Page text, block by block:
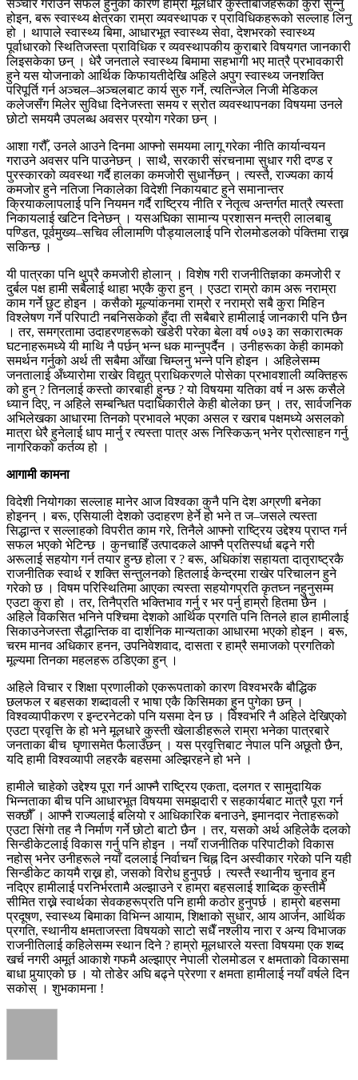
सञ्चार गराउन सफल हुनुको कारण हाम्रा मूलधारे कुस्तीबाजहरूका कुरा सुन्नु
होइन, बरू स्वास्थ्य क्षेत्रका राम्रा व्यवस्थापक र प्राविधिकहरूको सल्लाह लिनु
हो । थापाले स्वास्थ्य बिमा, आधारभूत स्वास्थ्य सेवा, देशभरको स्वास्थ्य
पूर्वाधारको स्थितिजस्ता प्राविधिक र व्यवस्थापकीय कुराबारे विषयगत जानकारी
लिइसकेका छन् । धेरै जनताले स्वास्थ्य बिमामा सहभागी भए मात्रै प्रभावकारी
हुने यस योजनाको आर्थिक किफायतीदेखि अहिले अपुग स्वास्थ्य जनशक्ति
परिपूर्ति गर्न अञ्चल–अञ्चलबाट कार्य सुरु गर्ने, त्यतिन्जेल निजी मेडिकल
कलेजसँग मिलेर सुविधा दिनेजस्ता समय र स्रोत व्यवस्थापनका विषयमा उनले
छोटो समयमै उपलब्ध अवसर प्रयोग गरेका छन् ।
आशा गरौँ, उनले आउने दिनमा आफ्नो समयमा लागू गरेका नीति कार्यान्वयन
गराउने अवसर पनि पाउनेछन् । साथै, सरकारी संरचनामा सुधार गरी दण्ड र
पुरस्कारको व्यवस्था गर्दै हालका कमजोरी सुधार्नेछन् । त्यस्तै, राज्यका कार्य
कमजोर हुने नतिजा निकालेका विदेशी निकायबाट हुने समानान्तर
क्रियाकलापलाई पनि नियमन गर्दै राष्ट्रिय नीति र नेतृत्व अन्तर्गत मात्रै त्यस्ता
निकायलाई खटिन दिनेछन् । यसअघिका सामान्य प्रशासन मन्त्री लालबाबु
पण्डित, पूर्वमुख्य–सचिव लीलामणि पौड्याललाई पनि रोलमोडलको पंक्तिमा राख्न
सकिन्छ ।
यी पात्रका पनि थुप्रै कमजोरी होलान् । विशेष गरी राजनीतिज्ञका कमजोरी र
दुर्बल पक्ष हामी सबैलाई थाहा भएकै कुरा हुन् । एउटा राम्रो काम अरू नराम्रा
काम गर्ने छुट होइन । कसैको मूल्यांकनमा राम्रो र नराम्रो सबै कुरा मिहिन
विश्लेषण गर्ने परिपाटी नबनिसकेको हुँदा ती सबैबारे हामीलाई जानकारी पनि छैन
। तर, समग्रतामा उदाहरणहरूको खडेरी परेका बेला वर्ष ०७३ का सकारात्मक
घटनाहरूमध्ये यी माथि नै पर्छन् भन्न धक मान्नुपर्दैन । उनीहरूका केही कामको
समर्थन गर्नुको अर्थ ती सबैमा आँखा चिम्लनु भन्ने पनि होइन । अहिलेसम्म
जनतालाई अँध्यारोमा राखेर विद्युत् प्राधिकरणले पोसेका प्रभावशाली व्यक्तिहरू
को हुन् ? तिनलाई कस्तो कारबाही हुन्छ ? यो विषयमा यतिका वर्ष न अरू कसैले
ध्यान दिए, न अहिले सम्बन्धित पदाधिकारीले केही बोलेका छन् । तर, सार्वजनिक
अभिलेखका आधारमा तिनको प्रभावले भएका असल र खराब पक्षमध्ये असलको
मात्रा धेरै हुनेलाई धाप मार्नु र त्यस्ता पात्र अरू निस्किऊन् भनेर प्रोत्साहन गर्नु
नागरिकको कर्तव्य हो ।
आगामी कामना
विदेशी नियोगका सल्लाह मानेर आज विश्वका कुनै पनि देश अग्रणी बनेका
होइनन् । बरू, एसियाली देशको उदाहरण हेर्ने हो भने त ज–जसले त्यस्ता
सिद्धान्त र सल्लाहको विपरीत काम गरे, तिनैले आफ्नो राष्ट्रिय उद्देश्य प्राप्त गर्न
सफल भएको भेटिन्छ । कुनचाहिँ उत्पादकले आफ्नै प्रतिस्पर्धा बढ्ने गरी
अरूलाई सहयोग गर्न तयार हुन्छ होला र ? बरू, अधिकांश सहायता दातृराष्ट्रकै
राजनीतिक स्वार्थ र शक्ति सन्तुलनको हितलाई केन्द्रमा राखेर परिचालन हुने
गरेको छ । विषम परिस्थितिमा आएका त्यस्ता सहयोगप्रति कृतघ्न नहुनुसम्म
एउटा कुरा हो । तर, तिनैप्रति भक्तिभाव गर्नु र भर पर्नु हाम्रो हितमा छैन ।
अहिले विकसित भनिने पश्चिमा देशको आर्थिक प्रगति पनि तिनले हाल हामीलाई
सिकाउनेजस्ता सैद्धान्तिक वा दार्शनिक मान्यताका आधारमा भएको होइन । बरू,
चरम मानव अधिकार हनन, उपनिवेशवाद, दासता र हाम्रै समाजको प्रगतिको
मूल्यमा तिनका महलहरू ठडिएका हुन् ।
अहिले विचार र शिक्षा प्रणालीको एकरूपताको कारण विश्वभरकै बौद्धिक
छलफल र बहसका शब्दावली र भाषा एकै किसिमका हुन पुगेका छन् ।
विश्वव्यापीकरण र इन्टरनेटको पनि यसमा देन छ । विश्वभरि नै अहिले देखिएको
एउटा प्रवृत्ति के हो भने मूलधारे कुस्ती खेलाडीहरूले राम्रा भनेका पात्रबारे
जनताका बीच घृणासमेत फैलाउँछन् । यस प्रवृत्तिबाट नेपाल पनि अछूतो छैन,
यदि हामी विश्वव्यापी लहरकै बहसमा अल्झिरहने हो भने ।
हामीले चाहेको उद्देश्य पूरा गर्न आफ्नै राष्ट्रिय एकता, दलगत र सामुदायिक
भिन्नताका बीच पनि आधारभूत विषयमा समझदारी र सहकार्यबाट मात्रै पूरा गर्न
सक्छौँ । आफ्नै राज्यलाई बलियो र आधिकारिक बनाउने, इमानदार नेताहरूको
एउटा सिंगो तह नै निर्माण गर्ने छोटो बाटो छैन । तर, यसको अर्थ अहिलेकै दलको
सिन्डीकेटलाई विकास गर्नु पनि होइन । नयाँ राजनीतिक परिपाटीको विकास
नहोस् भनेर उनीहरूले नयाँ दललाई निर्वाचन चिह्न दिन अस्वीकार गरेको पनि यही
सिन्डीकेट कायमै राख्न हो, जसको विरोध हुनुपर्छ । त्यस्तै स्थानीय चुनाव हुन
नदिएर हामीलाई परनिर्भरतामै अल्झाउने र हाम्रा बहसलाई शाब्दिक कुस्तीमै
सीमित राख्ने स्वार्थका सेवकहरूप्रति पनि हामी कठोर हुनुपर्छ । हाम्रो बहसमा
प्रदूषण, स्वास्थ्य बिमाका विभिन्न आयाम, शिक्षाको सुधार, आय आर्जन, आर्थिक
प्रगति, स्थानीय क्षमताजस्ता विषयको साटो सधैँ नश्लीय नारा र अन्य विभाजक
राजनीतिलाई कहिलेसम्म स्थान दिने ? हाम्रो मूलधारले यस्ता विषयमा एक शब्द
खर्च नगरी अमूर्त आकाशे गफमै अल्झाएर नेपाली रोलमोडल र क्षमताको विकासमा
बाधा पुर्‍याएको छ । यो तोडेर अघि बढ्ने प्रेरणा र क्षमता हामीलाई नयाँ वर्षले दिन
सकोस् । शुभकामना !